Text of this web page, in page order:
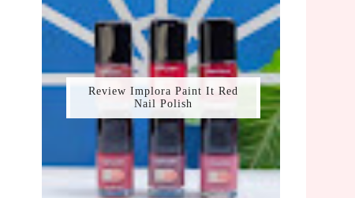
Review Implora Paint It Red
Nail Polish